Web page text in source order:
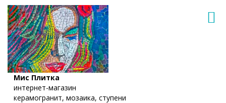
Мис Плитка
интернет-магазин
керамогранит, мозаика, ступени